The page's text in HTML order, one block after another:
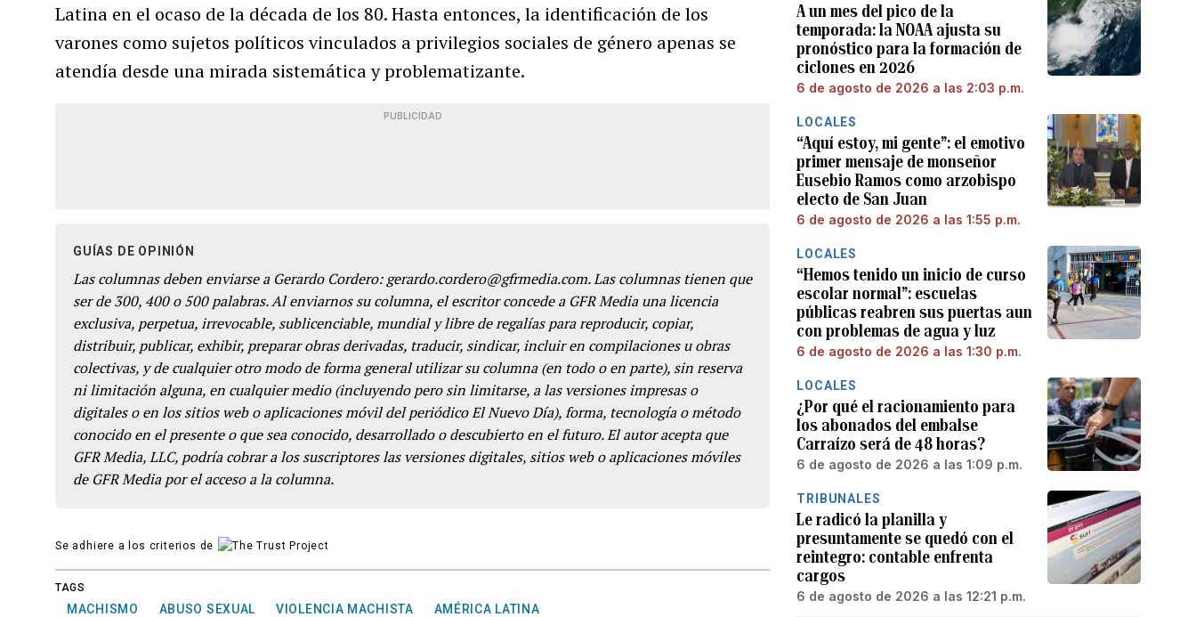
Latina en el ocaso de la década de los 80. Hasta entonces, la identificación de los
varones como sujetos políticos vinculados a privilegios sociales de género apenas se
atendía desde una mirada sistemática y problematizante.
PUBLICIDAD
GUÍAS DE OPINIÓN
Las columnas deben enviarse a Gerardo Cordero: gerardo.cordero@gfrmedia.com. Las columnas tienen que
ser de 300, 400 o 500 palabras. Al enviarnos su columna, el escritor concede a GFR Media una licencia
exclusiva, perpetua, irrevocable, sublicenciable, mundial y libre de regalías para reproducir, copiar,
distribuir, publicar, exhibir, preparar obras derivadas, traducir, sindicar, incluir en compilaciones u obras
colectivas, y de cualquier otro modo de forma general utilizar su columna (en todo o en parte), sin reserva
ni limitación alguna, en cualquier medio (incluyendo pero sin limitarse, a las versiones impresas o
digitales o en los sitios web o aplicaciones móvil del periódico El Nuevo Día), forma, tecnología o método
conocido en el presente o que sea conocido, desarrollado o descubierto en el futuro. El autor acepta que
GFR Media, LLC, podría cobrar a los suscriptores las versiones digitales, sitios web o aplicaciones móviles
de GFR Media por el acceso a la columna.
Se adhiere a los criterios de
TAGS
MACHISMO ABUSO SEXUAL VIOLENCIA MACHISTA AMÉRICA LATINA
A un mes del pico de la
temporada: la NOAA ajusta su
pronóstico para la formación de
ciclones en 2026
6 de agosto de 2026 a las 2:03 p.m.
LOCALES
“Aquí estoy, mi gente”: el emotivo
primer mensaje de monseñor
Eusebio Ramos como arzobispo
electo de San Juan
6 de agosto de 2026 a las 1:55 p.m.
LOCALES
“Hemos tenido un inicio de curso
escolar normal”: escuelas
públicas reabren sus puertas aun
con problemas de agua y luz
6 de agosto de 2026 a las 1:30 p.m.
LOCALES
¿Por qué el racionamiento para
los abonados del embalse
Carraízo será de 48 horas?
6 de agosto de 2026 a las 1:09 p.m.
TRIBUNALES
Le radicó la planilla y
presuntamente se quedó con el
reintegro: contable enfrenta
cargos
6 de agosto de 2026 a las 12:21 p.m.